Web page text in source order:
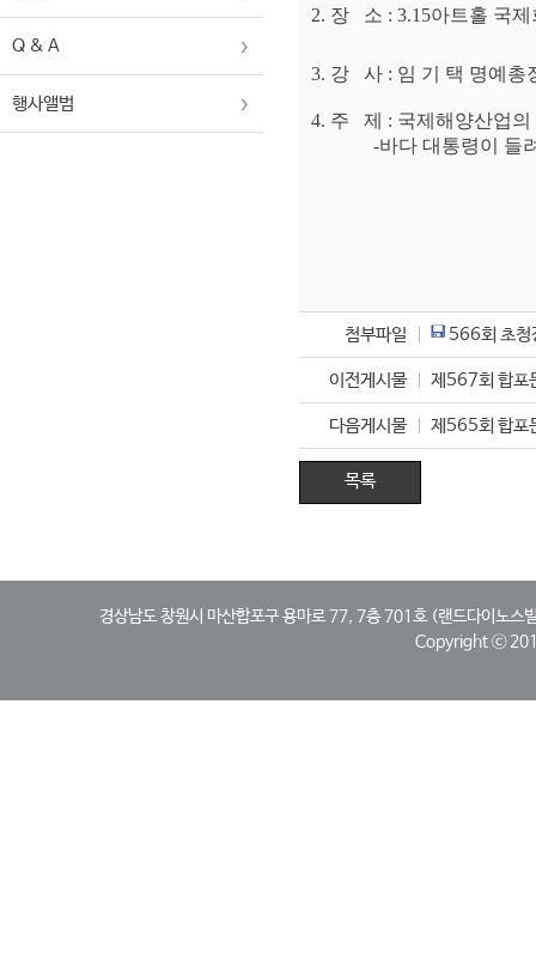
Q & A
행사앨범
2. 장 소 : 3.15아트홀 국제
3. 강 사 : 임 기 택 명예총
4. 주 제 : 국제해양산업
-바다 대통령이 들
첨부파일 566회 초
이전게시물 제567회 합포
다음게시물 제565회 합포
목록
경상남도 창원시 마산합포구 용마로 77, 7층 701호 (랜드다
Copyright ⓒ